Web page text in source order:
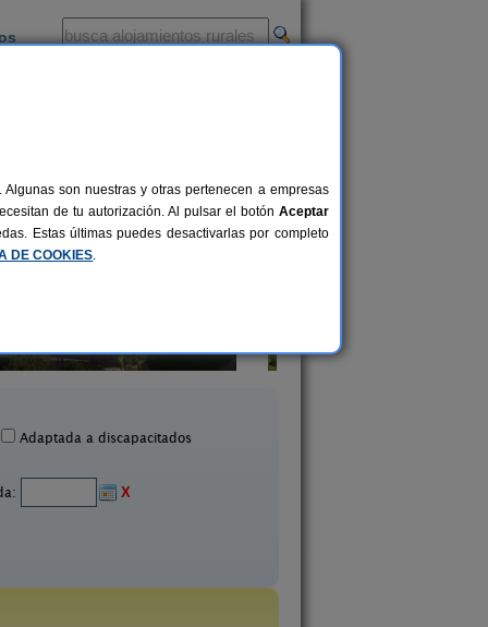
Adaptada a discapacitados
X
son nuestras y otras pertenecen a empresas
de tu autorización. Al pulsar el botón Aceptar
Estas últimas puedes desactivarlas por completo
DE COOKIES.